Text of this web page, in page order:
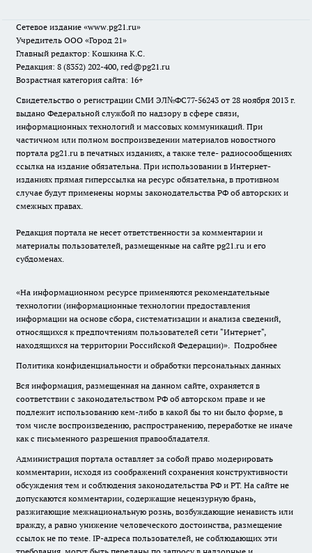
Сетевое издание «www.pg21.ru»
Учредитель ООО «Город 21»
Главный редактор: Кошкина К.С.
Редакция: 8 (8352) 202-400, red@pg21.ru
Возрастная категория сайта: 16+
Свидетельство о регистрации СМИ ЭЛ№ФС77-56243 от 28 ноября 2013 г.
выдано Федеральной службой по надзору в сфере связи,
информационных технологий и массовых коммуникаций. При
частичном или полном воспроизведении материалов новостного
портала pg21.ru в печатных изданиях, а также теле- радиосообщениях
ссылка на издание обязательна. При использовании в Интернет-
изданиях прямая гиперссылка на ресурс обязательна, в противном
случае будут применены нормы законодательства РФ об авторских и
смежных правах.
Редакция портала не несет ответственности за комментарии и
материалы пользователей, размещенные на сайте pg21.ru и его
субдоменах.
«На информационном ресурсе применяются рекомендательные
технологии (информационные технологии предоставления
информации на основе сбора, систематизации и анализа сведений,
относящихся к предпочтениям пользователей сети "Интернет",
находящихся на территории Российской Федерации)». Подробнее
Политика конфиденциальности и обработки персональных данных
Вся информация, размещенная на данном сайте, охраняется в
соответствии с законодательством РФ об авторском праве и не
подлежит использованию кем-либо в какой бы то ни было форме, в
том числе воспроизведению, распространению, переработке не иначе
как с письменного разрешения правообладателя.
Администрация портала оставляет за собой право модерировать
комментарии, исходя из соображений сохранения конструктивности
обсуждения тем и соблюдения законодательства РФ и РТ. На сайте не
допускаются комментарии, содержащие нецензурную брань,
разжигающие межнациональную рознь, возбуждающие ненависть или
вражду, а равно унижение человеческого достоинства, размещение
ссылок не по теме. IP-адреса пользователей, не соблюдающих эти